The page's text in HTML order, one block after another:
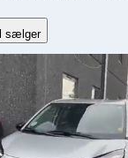
sælger